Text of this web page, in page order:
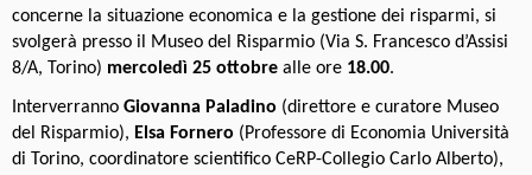
concerne la situazione economica e la gestione dei risparmi, si
svolgerà presso il Museo del Risparmio (Via S. Francesco d’Assisi
8/A, Torino) mercoledì 25 ottobre alle ore 18.00.
Interverranno Giovanna Paladino (direttore e curatore Museo
del Risparmio), Elsa Fornero (Professore di Economia Università
di Torino, coordinatore scientifico CeRP-Collegio Carlo Alberto),